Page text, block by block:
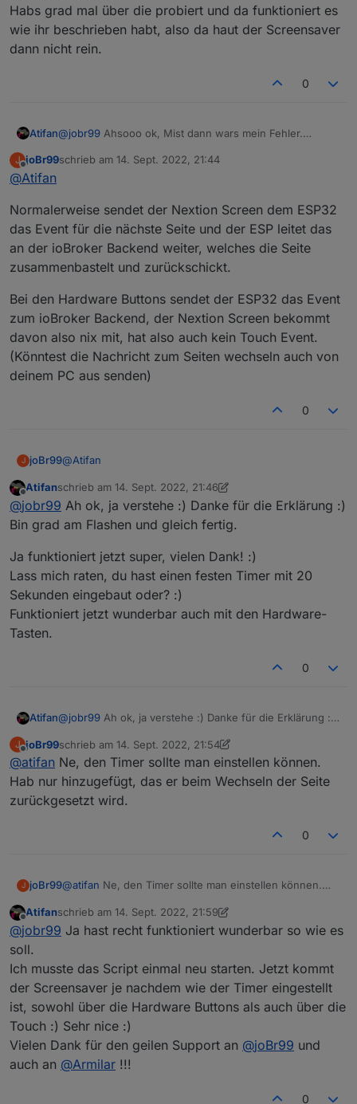
Habs grad mal über die probiert und da funktioniert es
wie ihr beschrieben habt, also da haut der Screensaver
dann nicht rein.
0
Atifan@jobr99 Ahsooo ok, Mist dann wars mein Fehler.
funktioniert wäre das genau das gleiche wie wenn man
Habs grad mal über die probiert und da funktioniert es
wie ihr beschrieben habt, also da haut der Screensaver
J
Offline
joBr99schrieb am 14. Sept. 2022, 21:44
zuletzt editiert von
@Atifan
Normalerweise sendet der Nextion Screen dem ESP32
das Event für die nächste Seite und der ESP leitet das
an der ioBroker Backend weiter, welches die Seite
zusammenbastelt und zurückschickt.
Bei den Hardware Buttons sendet der ESP32 das Event
zum ioBroker Backend, der Nextion Screen bekommt
davon also nix mit, hat also auch kein Touch Event.
(Könntest die Nachricht zum Seiten wechseln auch von
deinem PC aus senden)
0
J joBr99@Atifan
Normalerweise sendet der Nextion Screen dem ESP32
das Event für die nächste Seite und der ESP leitet das
an der ioBroker Backend weiter, welches die Seite
zusammenbastelt und zurückschickt.
Bei den Hardware Buttons sendet der ESP32 das Event
zum ioBroker Backend, der Nextion Screen bekommt
davon also nix mit, hat also auch kein Touch Event.
(Könntest die Nachricht zum Seiten wechseln auch von
deinem PC aus senden)
Offline
Atifanschrieb am 14. Sept. 2022, 21:46
zuletzt editiert von Atifan
@jobr99 Ah ok, ja verstehe :) Danke für die Erklärung :)
Bin grad am Flashen und gleich fertig.
Ja funktioniert jetzt super, vielen Dank! :)
Lass mich raten, du hast einen festen Timer mit 20
Sekunden eingebaut oder? :)
Funktioniert jetzt wunderbar auch mit den Hardware-
Tasten.
0
Atifan@jobr99 Ah ok, ja verstehe :) Danke für die Erklärung :)
Ja funktioniert jetzt super, vielen Dank! :)
Lass mich raten, du hast einen festen Timer mit 20
Sekunden eingebaut oder? :)
Funktioniert jetzt wunderbar auch mit den Hardware-
Tasten.
J
Offline
joBr99schrieb am 14. Sept. 2022, 21:54
zuletzt editiert von joBr99
@atifan Ne, den Timer sollte man einstellen können.
Hab nur hinzugefügt, das er beim Wechseln der Seite
zurückgesetzt wird.
0
J joBr99@atifan Ne, den Timer sollte man einstellen können.
zurückgesetzt wird.
Offline
Atifanschrieb am 14. Sept. 2022, 21:59
zuletzt editiert von Atifan
@jobr99 Ja hast recht funktioniert wunderbar so wie es
soll.
Ich musste das Script einmal neu starten. Jetzt kommt
der Screensaver je nachdem wie der Timer eingestellt
ist, sowohl über die Hardware Buttons als auch über die
Touch :) Sehr nice :)
Vielen Dank für den geilen Support an @joBr99 und
auch an @Armilar !!!
0